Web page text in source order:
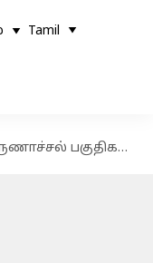
Tamil
'மறுபெயரிட்ட' சீனா: இந்தியா கடும் எதிர்ப்பு